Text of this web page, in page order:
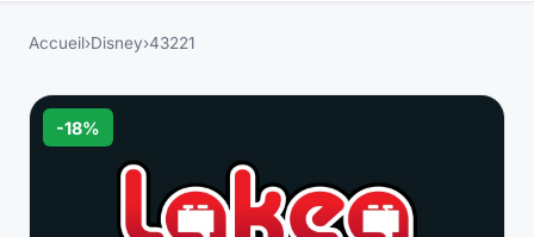
Accueil›Disney›43221
-18%